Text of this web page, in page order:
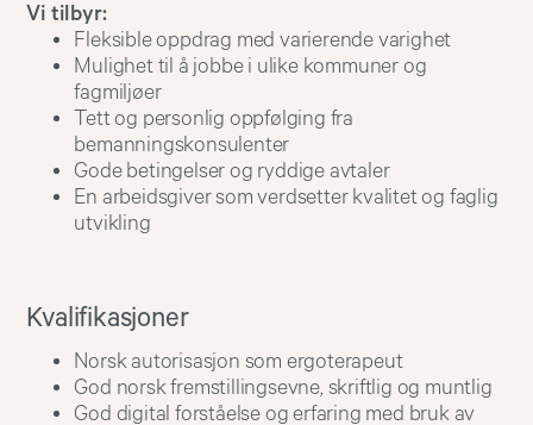
Vi tilbyr:
Fleksible oppdrag med varierende varighet
Mulighet til å jobbe i ulike kommuner og
fagmiljøer
Tett og personlig oppfølging fra
bemanningskonsulenter
Gode betingelser og ryddige avtaler
En arbeidsgiver som verdsetter kvalitet og faglig
utvikling
Kvalifikasjoner
Norsk autorisasjon som ergoterapeut
God norsk fremstillingsevne, skriftlig og muntlig
God digital forståelse og erfaring med bruk av